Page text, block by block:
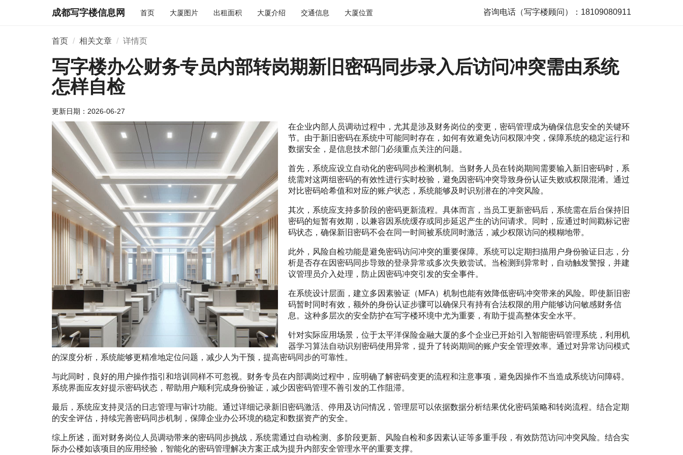
成都写字楼信息网 首页 大厦图片 出租面积 大厦介绍 交通信息 大厦位置 咨询电话（写字楼顾问）：18109080911
首页 相关文章 详情页
写字楼办公财务专员内部转岗期新旧密码同步录入后访问冲突需由系统
怎样自检
更新日期： 2026-06-27
在企业内部人员调动过程中，尤其是涉及财务岗位的变更，密码管理成为确保信息安全的关键环
节。由于新旧密码在系统中可能同时存在，如何有效避免访问权限冲突，保障系统的稳定运行和
数据安全，是信息技术部门必须重点关注的问题。
首先，系统应设立自动化的密码同步检测机制。当财务人员在转岗期间需要输入新旧密码时，系
统需对这两组密码的有效性进行实时校验，避免因密码冲突导致身份认证失败或权限混淆。通过
对比密码哈希值和对应的账户状态，系统能够及时识别潜在的冲突风险。
其次，系统应支持多阶段的密码更新流程。具体而言，当员工更新密码后，系统需在后台保持旧
密码的短暂有效期，以兼容因系统缓存或同步延迟产生的访问请求。同时，应通过时间戳标记密
码状态，确保新旧密码不会在同一时间被系统同时激活，减少权限访问的模糊地带。
此外，风险自检功能是避免密码访问冲突的重要保障。系统可以定期扫描用户身份验证日志，分
析是否存在因密码同步导致的登录异常或多次失败尝试。当检测到异常时，自动触发警报，并建
议管理员介入处理，防止因密码冲突引发的安全事件。
在系统设计层面，建立多因素验证（MFA）机制也能有效降低密码冲突带来的风险。即使新旧密
码暂时同时有效，额外的身份认证步骤可以确保只有持有合法权限的用户能够访问敏感财务信
息。这种多层次的安全防护在写字楼环境中尤为重要，有助于提高整体安全水平。
针对实际应用场景，位于太平洋保险金融大厦的多个企业已开始引入智能密码管理系统，利用机
器学习算法自动识别密码使用异常，提升了转岗期间的账户安全管理效率。通过对异常访问模式
的深度分析，系统能够更精准地定位问题，减少人为干预，提高密码同步的可靠性。
与此同时，良好的用户操作指引和培训同样不可忽视。财务专员在内部调岗过程中，应明确了解密码变更的流程和注意事项，避免因操作不当造成系统访问障碍。
系统界面应友好提示密码状态，帮助用户顺利完成身份验证，减少因密码管理不善引发的工作阻滞。
最后，系统应支持灵活的日志管理与审计功能。通过详细记录新旧密码激活、停用及访问情况，管理层可以依据数据分析结果优化密码策略和转岗流程。结合定期
的安全评估，持续完善密码同步机制，保障企业办公环境的稳定和数据资产的安全。
综上所述，面对财务岗位人员调动带来的密码同步挑战，系统需通过自动检测、多阶段更新、风险自检和多因素认证等多重手段，有效防范访问冲突风险。结合实
际办公楼如该项目的应用经验，智能化的密码管理解决方案正成为提升内部安全管理水平的重要支撑。